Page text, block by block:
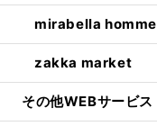
mirabella homme
zakka market
その他WEBサービス